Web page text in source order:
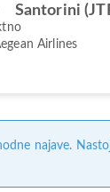
Santorini
Airlines
najave.